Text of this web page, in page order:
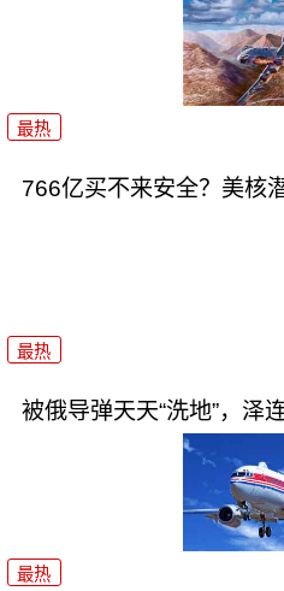
最热
766亿买不来安全？美核
最热
被俄导弹天天“洗地”，泽
最热